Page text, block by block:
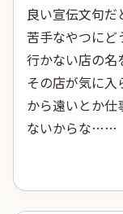
良い宣伝文句だ
苦手なやつにど
行かない店の名
その店が気に
から遠いとか仕
ないからな……